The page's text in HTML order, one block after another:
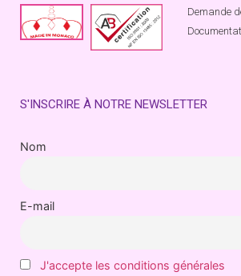
Demande
S'INSCRIRE À NOTRE NEWSLETTER
Nom
E-mail
J'accepte les conditions générales